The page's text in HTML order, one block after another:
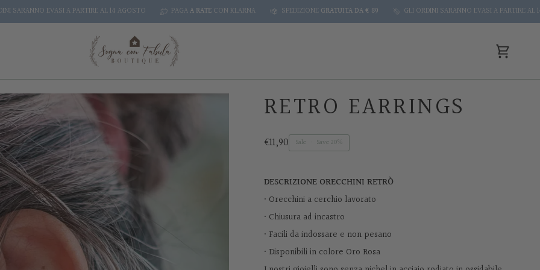
EVASI A PARTIRE AL 14 AGOSTO PAGA A RATECON KLARNA SPEDIZIONEGRATUITA DA € 89 GLI ORDINI SARANNO EVASI A PARTIRE AL 14 AGOSTO
RETRO EARRINGS
€11,90 Sale Save 20%
DESCRIZIONE ORECCHINI RETRÒ
• Orecchini a cerchio lavorato
• Chiusura ad incastro
• Facili da indossare e non pesano
• Disponibili in colore Oro Rosa